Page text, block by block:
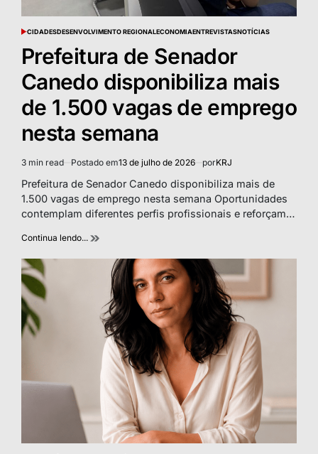
POSTED
CIDADESDESENVOLVIMENTO REGIONALECONOMIAENTREVISTASNOTÍCIAS
Prefeitura de Senador
Canedo disponibiliza mais
de 1.500 vagas de emprego
nesta semana
Estimated
read
time
3 min read Postado em13 de julho de 2026 porKRJ
Prefeitura de Senador Canedo disponibiliza mais de
1.500 vagas de emprego nesta semana Oportunidades
contemplam diferentes perfis profissionais e reforçam…
Continua lendo...